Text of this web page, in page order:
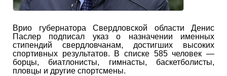
Врио губернатора Свердловской области Денис
Паслер подписал указ о назначении именных
стипендий свердловчанам, достигших высоких
спортивных результатов. В списке 585 человек —
борцы, биатлонисты, гимнасты, баскетболисты,
пловцы и другие спортсмены.